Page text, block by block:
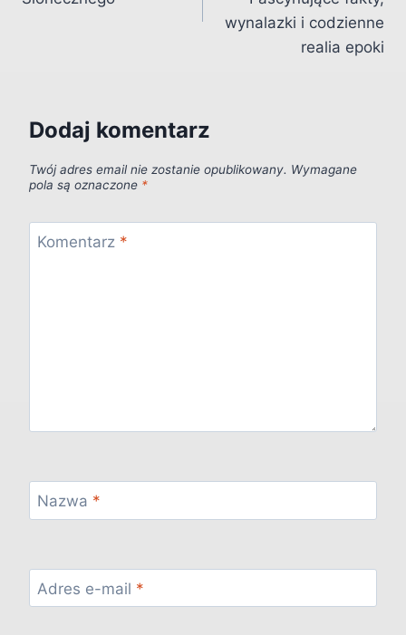
wynalazki i codzienne
realia epoki
Dodaj komentarz
Twój adres email nie zostanie opublikowany. Wymagane
pola są oznaczone *
Komentarz *
Nazwa *
Adres e-mail *